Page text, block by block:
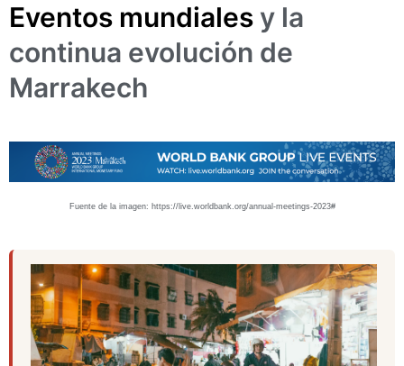
Eventos mundiales y la
continua evolución de
Marrakech
Fuente de la imagen: https://live.worldbank.org/annual-meetings-2023#